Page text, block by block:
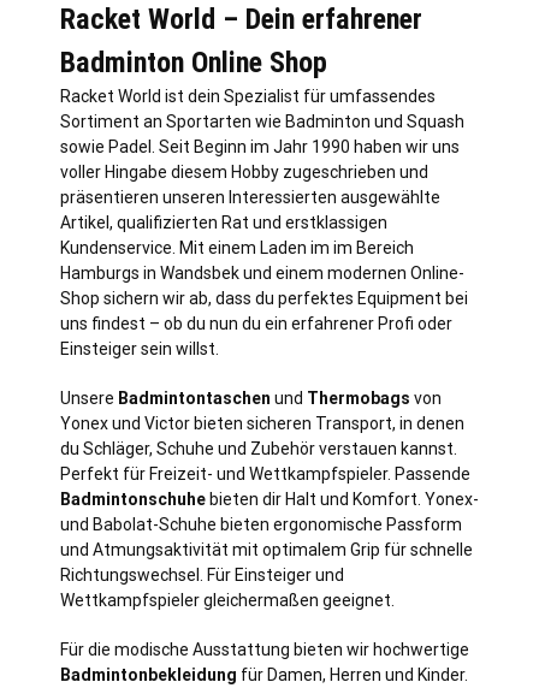
Racket World – Dein erfahrener
Badminton Online Shop
Racket World ist dein Spezialist für umfassendes
Sortiment an Sportarten wie Badminton und Squash
sowie Padel. Seit Beginn im Jahr 1990 haben wir uns
voller Hingabe diesem Hobby zugeschrieben und
präsentieren unseren Interessierten ausgewählte
Artikel, qualifizierten Rat und erstklassigen
Kundenservice. Mit einem Laden im im Bereich
Hamburgs in Wandsbek und einem modernen Online-
Shop sichern wir ab, dass du perfektes Equipment bei
uns findest – ob du nun du ein erfahrener Profi oder
Einsteiger sein willst.
Unsere Badmintontaschen und Thermobags von
Yonex und Victor bieten sicheren Transport, in denen
du Schläger, Schuhe und Zubehör verstauen kannst.
Perfekt für Freizeit- und Wettkampfspieler. Passende
Badmintonschuhe bieten dir Halt und Komfort. Yonex-
und Babolat-Schuhe bieten ergonomische Passform
und Atmungsaktivität mit optimalem Grip für schnelle
Richtungswechsel. Für Einsteiger und
Wettkampfspieler gleichermaßen geeignet.
Für die modische Ausstattung bieten wir hochwertige
Badmintonbekleidung für Damen, Herren und Kinder.